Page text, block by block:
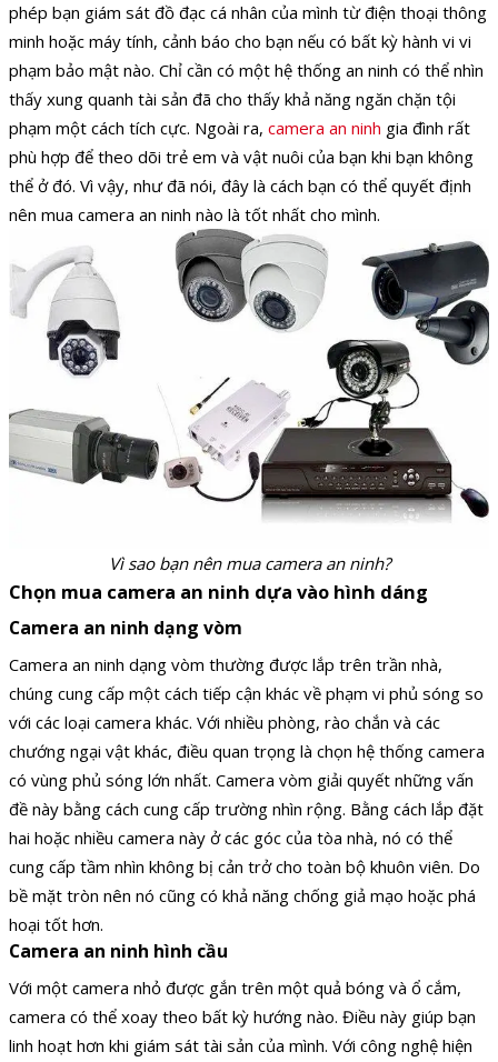
phép bạn giám sát đồ đạc cá nhân của mình từ điện thoại thông
minh hoặc máy tính, cảnh báo cho bạn nếu có bất kỳ hành vi vi
phạm bảo mật nào. Chỉ cần có một hệ thống an ninh có thể nhìn
thấy xung quanh tài sản đã cho thấy khả năng ngăn chặn tội
phạm một cách tích cực. Ngoài ra, camera an ninh gia đình rất
phù hợp để theo dõi trẻ em và vật nuôi của bạn khi bạn không
thể ở đó. Vì vậy, như đã nói, đây là cách bạn có thể quyết định
nên mua camera an ninh nào là tốt nhất cho mình.
Vì sao bạn nên mua camera an ninh?
Chọn mua camera an ninh dựa vào hình dáng
Camera an ninh dạng vòm
Camera an ninh dạng vòm thường được lắp trên trần nhà,
chúng cung cấp một cách tiếp cận khác về phạm vi phủ sóng so
với các loại camera khác. Với nhiều phòng, rào chắn và các
chướng ngại vật khác, điều quan trọng là chọn hệ thống camera
có vùng phủ sóng lớn nhất. Camera vòm giải quyết những vấn
đề này bằng cách cung cấp trường nhìn rộng. Bằng cách lắp đặt
hai hoặc nhiều camera này ở các góc của tòa nhà, nó có thể
cung cấp tầm nhìn không bị cản trở cho toàn bộ khuôn viên. Do
bề mặt tròn nên nó cũng có khả năng chống giả mạo hoặc phá
hoại tốt hơn.
Camera an ninh hình cầu
Với một camera nhỏ được gắn trên một quả bóng và ổ cắm,
camera có thể xoay theo bất kỳ hướng nào. Điều này giúp bạn
linh hoạt hơn khi giám sát tài sản của mình. Với công nghệ hiện